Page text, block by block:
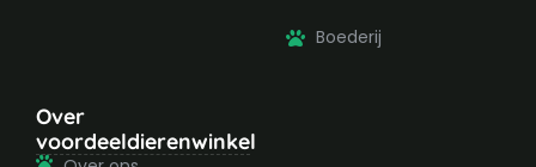
Boederij
Over
voordeeldierenwinkel